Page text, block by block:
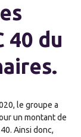
40 du
le groupe a
un montant de
Ainsi donc,